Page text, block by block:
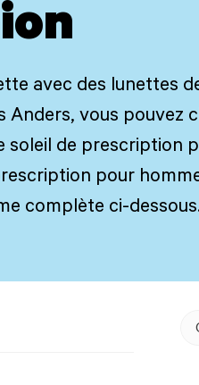
avec des lunettes
Anders, vous pouvez
soleil de prescription
pour
complète ci-